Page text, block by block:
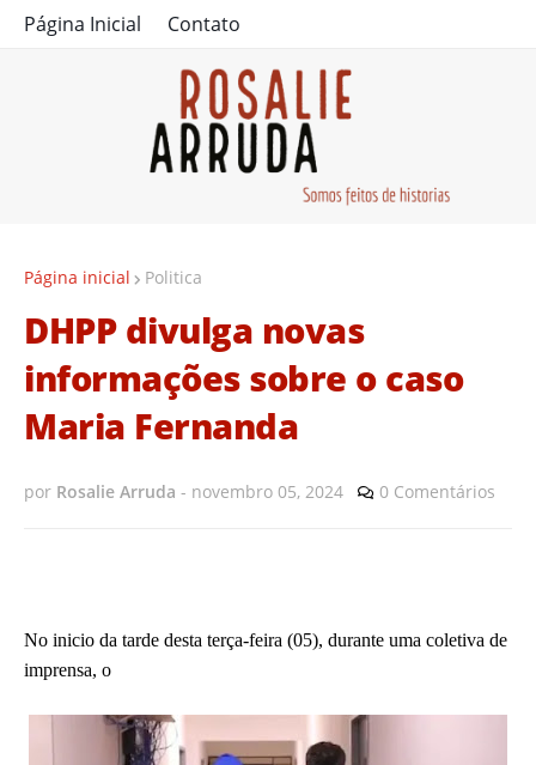
Página Inicial Contato
Página inicial Politica
DHPP divulga novas
informações sobre o caso
Maria Fernanda
por Rosalie Arruda - novembro 05, 2024 0 Comentários
No inicio da tarde desta terça-feira (05), durante uma coletiva de
imprensa, o